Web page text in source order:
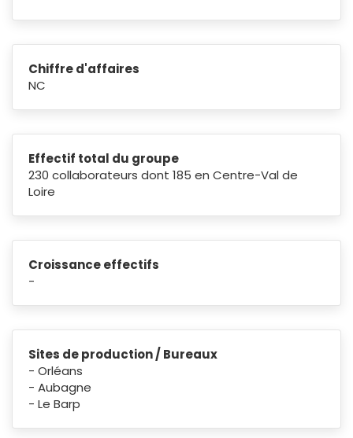
Chiffre d'affaires
NC
Effectif total du groupe
230 collaborateurs dont 185 en Centre-Val de
Loire
Croissance effectifs
-
Sites de production / Bureaux
- Orléans
- Aubagne
- Le Barp